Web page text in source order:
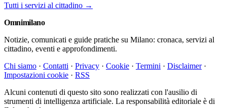
Tutti i servizi al cittadino →
Omnimilano
Notizie, comunicati e guide pratiche su Milano: cronaca, servizi al
cittadino, eventi e approfondimenti.
Chi siamo · Contatti · Privacy · Cookie · Termini · Disclaimer ·
Impostazioni cookie · RSS
Alcuni contenuti di questo sito sono realizzati con l'ausilio di
strumenti di intelligenza artificiale. La responsabilità editoriale è di